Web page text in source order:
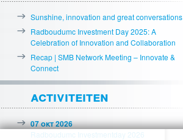
inhoud
inhoudSunshine, innovation and great conversations
Radboudumc Investment Day 2025: A
Celebration of Innovation and Collaboration
Recap | SMB Network Meeting – Innovate &
Connect
activiteiten
07 okt 2026
Radboudumc Investmentday 2026